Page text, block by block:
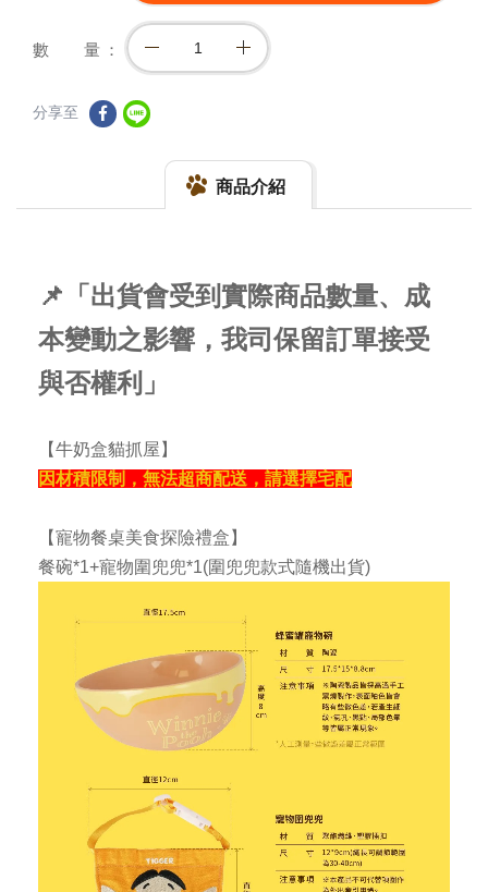
數 量
分享至
商品介紹
📌「出貨會受到實際商品數量、成
本變動之影響，我司保留訂單接受
與否權利」
【牛奶盒貓抓屋】
因材積限制，無法超商配送，請選擇宅配
【寵物餐桌美食探險禮盒】
餐碗*1+寵物圍兜兜*1(圍兜兜款式隨機出貨)